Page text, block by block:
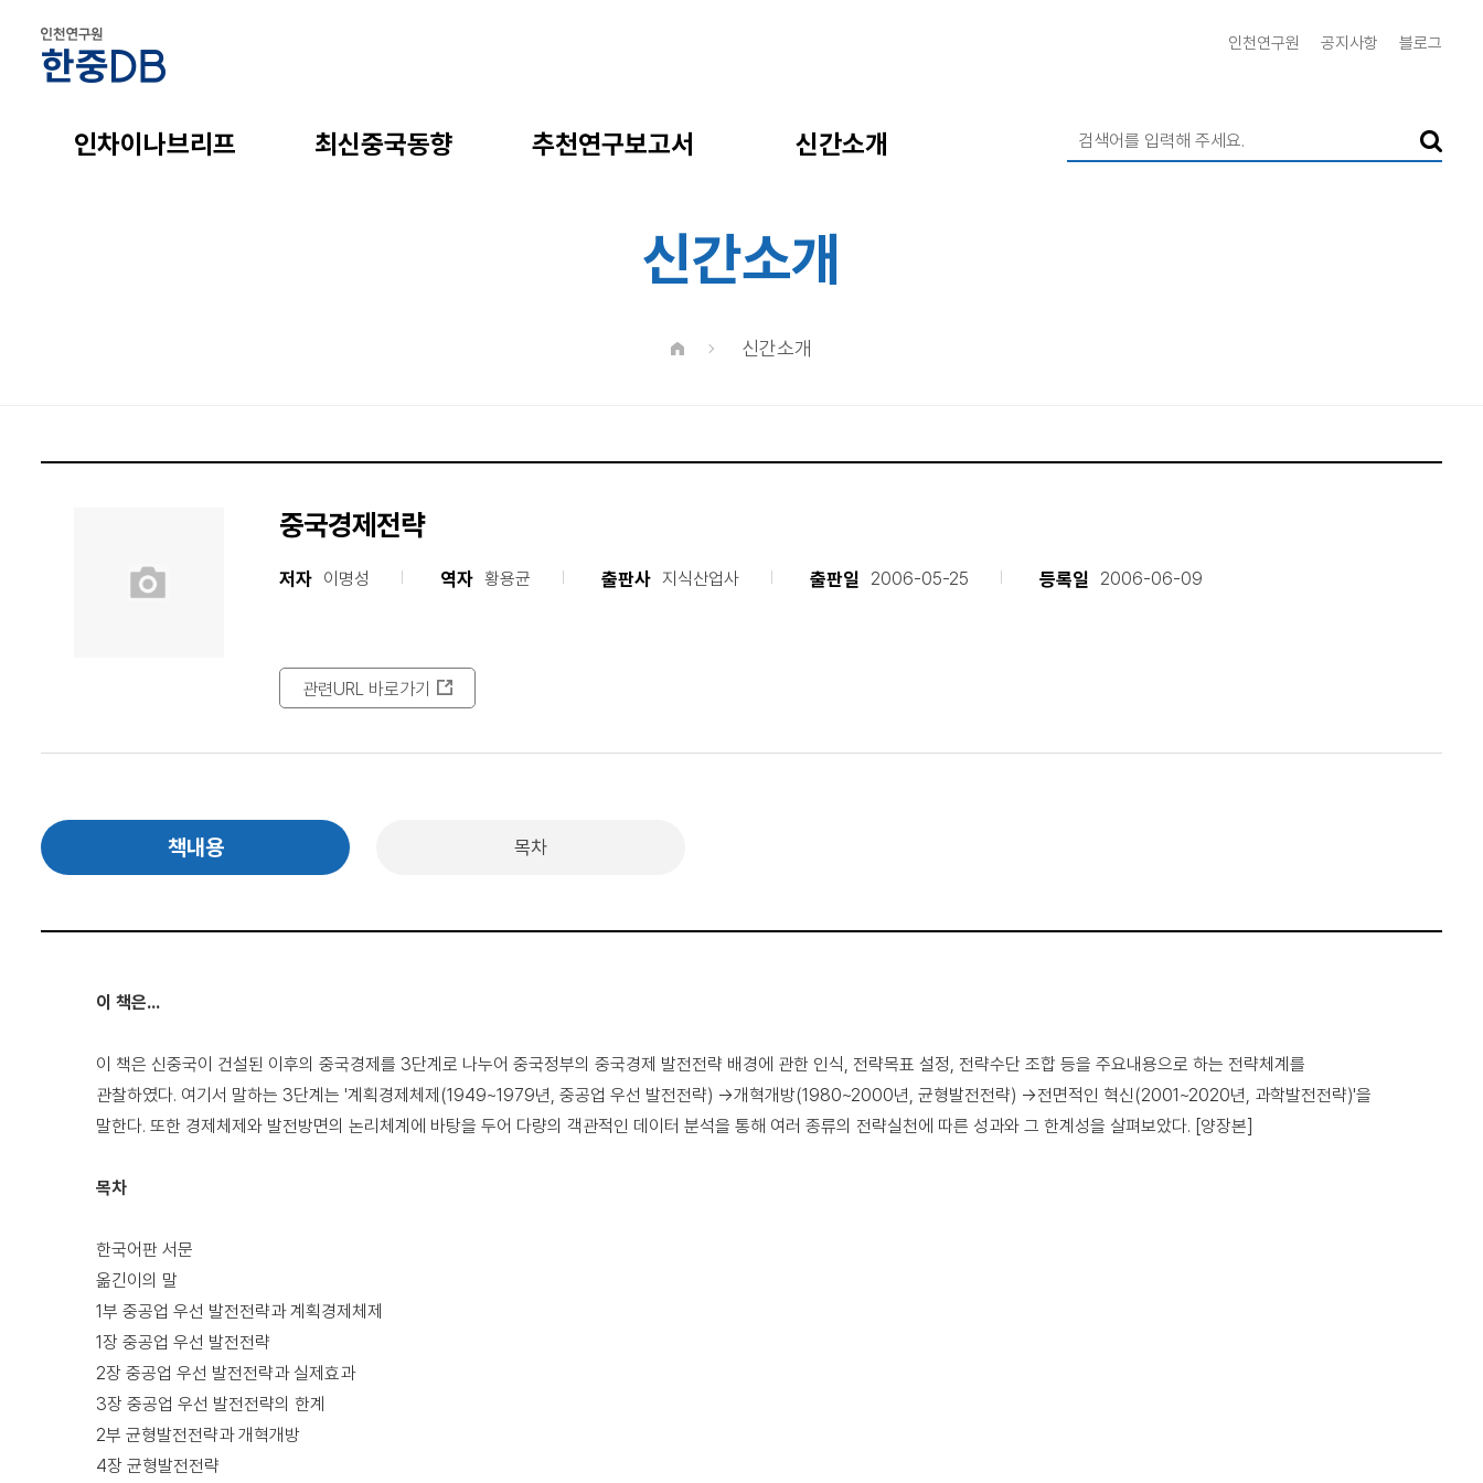
인천연구원 공지사항 블로그
인차이나브리프 최신중국동향 추천연구보고서 신간소개
신간소개
신간소개
중국경제전략
저자 이명성 역자 황용균 출판사 지식산업사 출판일 2006-05-25 등록일 2006-06-09
관련URL 바로가기
책내용 목차
이 책은...
이 책은 신중국이 건설된 이후의 중국경제를 3단계로 나누어 중국정부의 중국경제 발전전략 배경에 관한 인식, 전략목표 설정, 전략수단 조합 등을 주요내용으로 하는 전략체계를
관찰하였다. 여기서 말하는 3단계는 '계획경제체제(1949~1979년, 중공업 우선 발전전략) →개혁개방(1980~2000년, 균형발전전략) →전면적인 혁신(2001~2020년, 과학발전전략)'을
말한다. 또한 경제체제와 발전방면의 논리체계에 바탕을 두어 다량의 객관적인 데이터 분석을 통해 여러 종류의 전략실천에 따른 성과와 그 한계성을 살펴보았다. [양장본]
목차
한국어판 서문
옮긴이의 말
1부 중공업 우선 발전전략과 계획경제체제
1장 중공업 우선 발전전략
2장 중공업 우선 발전전략과 실제효과
3장 중공업 우선 발전전략의 한계
2부 균형발전전략과 개혁개방
4장 균형발전전략